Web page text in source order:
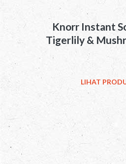
Knorr Instant
Tigerlily &
LIHAT